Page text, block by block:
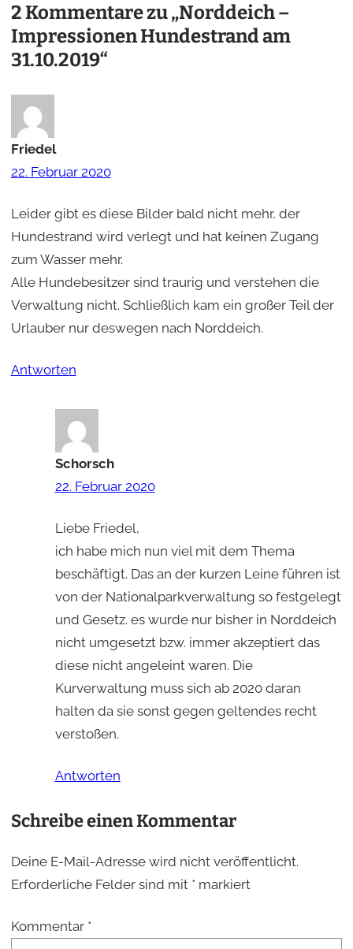
2 Kommentare zu „Norddeich –
Impressionen Hundestrand am
31.10.2019“
Friedel
22. Februar 2020
Leider gibt es diese Bilder bald nicht mehr, der
Hundestrand wird verlegt und hat keinen Zugang
zum Wasser mehr.
Alle Hundebesitzer sind traurig und verstehen die
Verwaltung nicht. Schließlich kam ein großer Teil der
Urlauber nur deswegen nach Norddeich.
Antworten
Schorsch
22. Februar 2020
Liebe Friedel,
ich habe mich nun viel mit dem Thema
beschäftigt. Das an der kurzen Leine führen ist
von der Nationalparkverwaltung so festgelegt
und Gesetz. es wurde nur bisher in Norddeich
nicht umgesetzt bzw. immer akzeptiert das
diese nicht angeleint waren. Die
Kurverwaltung muss sich ab 2020 daran
halten da sie sonst gegen geltendes recht
verstoßen.
Antworten
Schreibe einen Kommentar
Deine E-Mail-Adresse wird nicht veröffentlicht.
Erforderliche Felder sind mit *markiert
Kommentar *